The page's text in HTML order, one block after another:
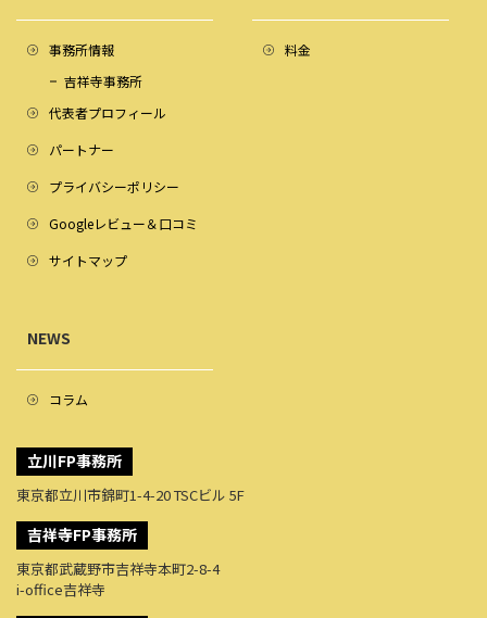
事務所情報
吉祥寺事務所
代表者プロフィール
パートナー
プライバシーポリシー
Googleレビュー＆口コミ
サイトマップ
NEWS
コラム
料金
立川FP事務所
東京都立川市錦町1-4-20 TSCビル 5F
吉祥寺FP事務所
東京都武蔵野市吉祥寺本町2-8-4
i-office吉祥寺